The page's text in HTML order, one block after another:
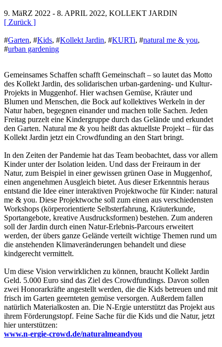
9. MäRZ 2022 - 8. APRIL 2022, KOLLEKT JARDIN
[ Zurück ]
#Garten, #Kids, #Kollekt Jardin, #KURTi, #natural me & you,
#urban gardening
Gemeinsames Schaffen schafft Gemeinschaft – so lautet das Motto
des Kollekt Jardin, des solidarischen urban-gardening- und Kultur-
Projekts in Muggenhof. Hier wachsen Gemüse, Kräuter und
Blumen und Menschen, die Bock auf kollektives Werkeln in der
Natur haben, begegnen einander und machen tolle Sachen. Jeden
Freitag purzelt eine Kindergruppe durch das Gelände und erkundet
den Garten. Natural me & you heißt das aktuellste Projekt – für das
Kollekt Jardin jetzt ein Crowdfunding an den Start bringt.
In den Zeiten der Pandemie hat das Team beobachtet, dass vor allem
Kinder unter der Isolation leiden. Und dass der Freiraum in der
Natur, zum Beispiel in einer gewissen grünen Oase in Muggenhof,
einen angenehmen Ausgleich bietet. Aus dieser Erkenntnis heraus
entstand die Idee einer interaktiven Projektwoche für Kinder: natural
me & you. Diese Projektwoche soll zum einen aus verschiedensten
Workshops (körperorientierte Selbsterfahrung, Kräuterkunde,
Sportangebote, kreative Ausdrucksformen) bestehen. Zum anderen
soll der Jardin durch einen Natur-Erlebnis-Parcours erweitert
werden, der übers ganze Gelände verteilt wichtige Themen rund um
die anstehenden Klimaveränderungen behandelt und diese
kindgerecht vermittelt.
Um diese Vision verwirklichen zu können, braucht Kollekt Jardin
Geld. 5.000 Euro sind das Ziel des Crowdfundings. Davon sollen
zwei Honorarkräfte angestellt werden, die die Kids betreuen und mit
frisch im Garten geernteten gemüse versorgen. Außerdem fallen
natürlich Materialkosten an. Die N-Ergie unterstützt das Projekt aus
ihrem Förderungstopf. Feine Sache für die Kids und die Natur, jetzt
hier unterstützen:
www.n-ergie-crowd.de/naturalmeandyou